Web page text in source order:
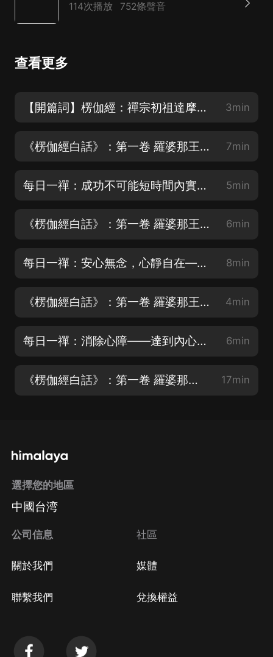
114次播放 752條聲音
查看更多
【開篇詞】楞伽經：禪宗初祖達摩以心印心的根本經典 3min
《楞伽經白話》：第一卷 羅婆那王勸請品第一（01） 7min
每日一禪：成功不可能短時間內實現，每個人都需要做好堅持不懈的準備 5min
《楞伽經白話》：第一卷 羅婆那王勸請品第一（02） 6min
每日一禪：安心無念，心靜自在——舒展自我成長之路 8min
《楞伽經白話》：第一卷 羅婆那王勸請品第一（03） 4min
每日一禪：消除心障——達到內心寧靜 6min
《楞伽經白話》：第一卷 羅婆那王勸請品第一（04） 17min
選擇您的地區
中國台湾
公司信息
關於我們
聯繫我們
社區
媒體
兌換權益